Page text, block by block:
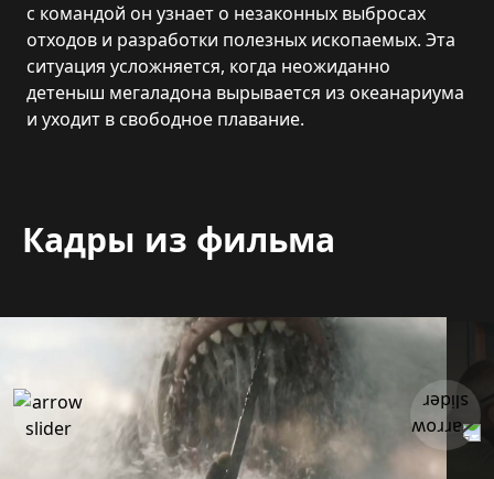
с командой он узнает о незаконных выбросах
отходов и разработки полезных ископаемых. Эта
ситуация усложняется, когда неожиданно
детеныш мегаладона вырывается из океанариума
и уходит в свободное плавание.
Кадры из фильма